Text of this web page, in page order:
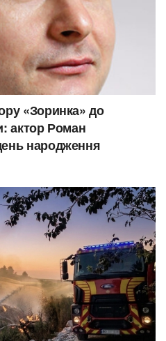
«Зоринка» до
актор Роман
народження